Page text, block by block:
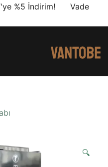
%5 İndirim! Vade
🔍